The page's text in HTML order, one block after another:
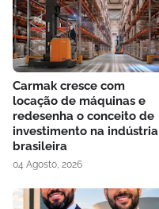
Carmak cresce com
locação de máquinas e
redesenha o conceito de
investimento na indústria
brasileira
04 Agosto, 2026